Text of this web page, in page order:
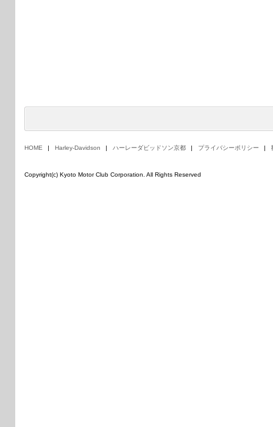
HOME Harley-Davidson ハーレーダビッドソン京都 プライバシーポリシー
Copyright(c) Kyoto Motor Club Corporation. All Rights Reserved